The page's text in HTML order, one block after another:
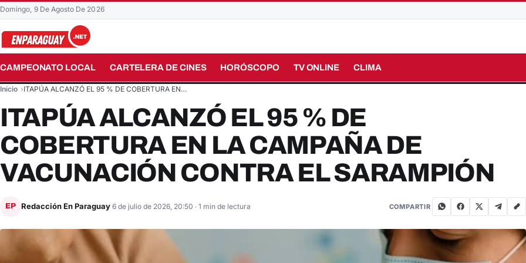
Domingo, 9 De Agosto De 2026
CAMPEONATO LOCAL CARTELERA DE CINES HORÓSCOPO TV ONLINE CLIMA
Buscar en el sitio
Inicio ITAPÚA ALCANZÓ EL 95 % DE COBERTURA EN…
ITAPÚA ALCANZÓ EL 95 % DE
COBERTURA EN LA CAMPAÑA DE
VACUNACIÓN CONTRA EL SARAMPIÓN
EP Redacción En Paraguay 6 de julio de 2026, 20:50 · 1 min de lectura COMPARTIR